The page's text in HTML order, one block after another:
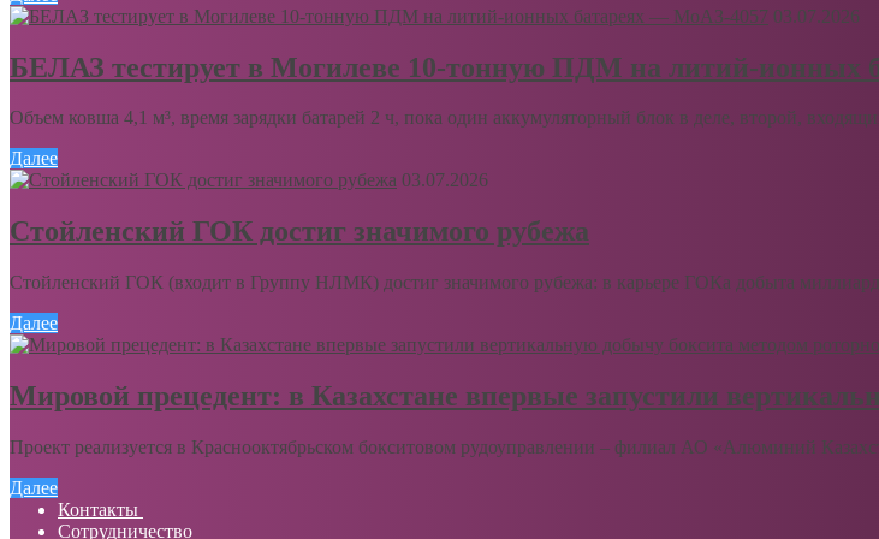
03.07.2026
БЕЛАЗ тестирует в Могилеве 10-тонную ПДМ на литий-ионных
Объем ковша 4,1 м³, время зарядки батарей 2 ч, пока один аккумуляторный блок в деле, второй,
Далее
03.07.2026
Стойленский ГОК достиг значимого рубежа
Стойленский ГОК (входит в Группу НЛМК) достиг значимого рубежа: в карьере ГОКа добыта
Далее
Мировой прецедент: в Казахстане впервые запустили
Проект реализуется в Краснооктябрьском бокситовом рудоуправлении – филиал АО «Алюминий
Далее
Контакты
Сотрудничество